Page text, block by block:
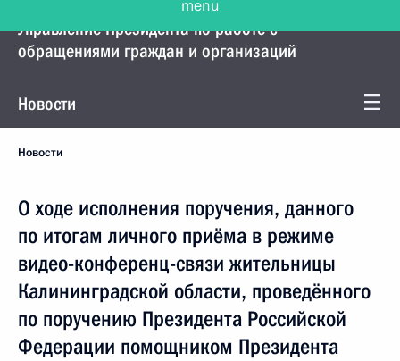
Управление Президента по работе с
обращениями граждан и организаций
Новости
Новости
О ходе исполнения поручения, данного
по итогам личного приёма в режиме
видео-конференц-связи жительницы
Калининградской области, проведённого
по поручению Президента Российской
Федерации помощником Президента